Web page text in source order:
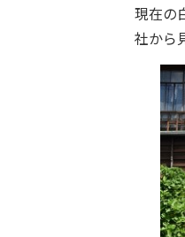
現在の
社から